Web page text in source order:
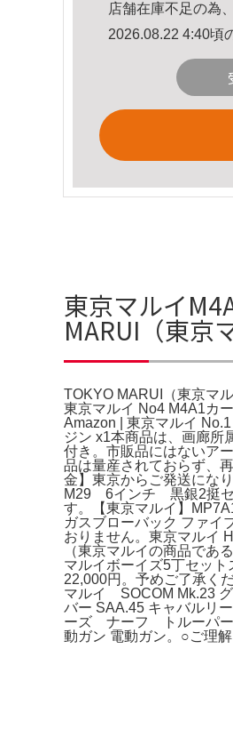
店舗在庫不足の為
2026.08.22 4:40頃
東京マルイ
MARUI（東京
TOKYO MARUI（東京マ
東京マルイ No4 M4A1カ
Amazon | 東京マルイ
ジン x1本商品は、画廊
付き。市販品にはないア
品は量産されておらず、
金】東京からご発送に
M29 6インチ 黒銀2挺セ
す。【東京マルイ】
ガスブローバック ファイ
おりません。東京マルイ
（東京マルイの商品であ
マルイボーイズ5丁セッ
22,000円。予めご了承く
マルイ SOCOM Mk.23
バー SAA.45 キャバルリ
ーズ ナーフ トルーパー
動ガン 電動ガン。○ご理